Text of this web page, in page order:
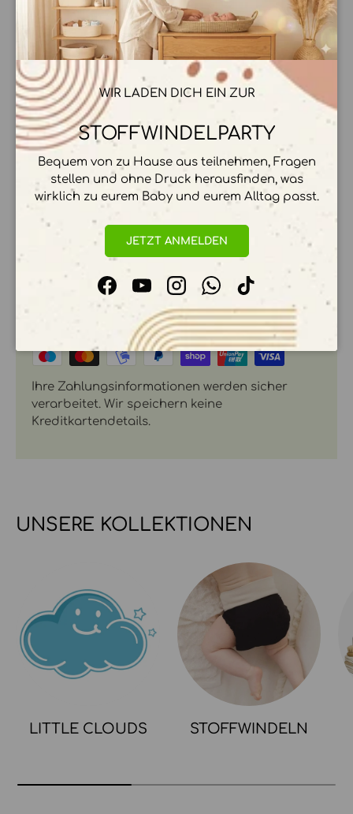
Ab 70€ Versandkostenfrei
Super schneller Versand
Mit Liebe gepackt ❤️
BESCHREIBUNG
ZAHLUNGSMÖGLICHKEITEN
Ihre Zahlungsinformationen werden sicher
verarbeitet. Wir speichern keine
Kreditkartendetails.
UNSERE KOLLEKTIONEN
LITTLE CLOUDS STOFFWINDELN
WIR LADEN DICH EIN ZUR
STOFFWINDELPARTY
Bequem von zu Hause aus teilnehmen, Fragen
stellen und ohne Druck herausfinden, was
wirklich zu eurem Baby und eurem Alltag passt.
JETZT ANMELDEN
FacebookYouTubeInstagramWhatsApp
TikTok